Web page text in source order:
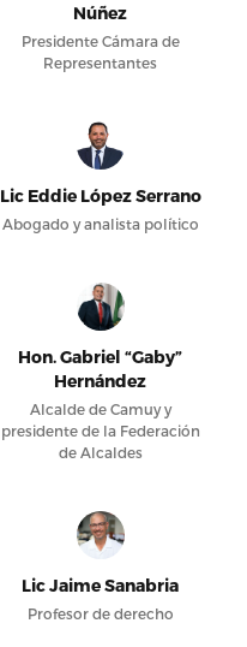
Núñez
Presidente Cámara de
Representantes
Lic Eddie López Serrano
Abogado y analista político
Hon. Gabriel “Gaby”
Hernández
Alcalde de Camuy y
presidente de la Federación
de Alcaldes
Lic Jaime Sanabria
Profesor de derecho